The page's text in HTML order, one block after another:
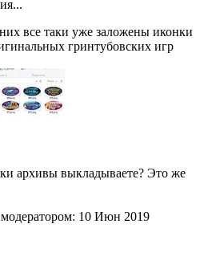
все таки уже заложены иконки
гринтубовских игр
архивы выкладываете? Это же
10 Июн 2019